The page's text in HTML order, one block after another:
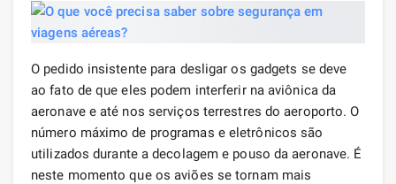
O pedido insistente para desligar os gadgets se deve
ao fato de que eles podem interferir na aviônica da
aeronave e até nos serviços terrestres do aeroporto. O
número máximo de programas e eletrônicos são
utilizados durante a decolagem e pouso da aeronave. É
neste momento que os aviões se tornam mais